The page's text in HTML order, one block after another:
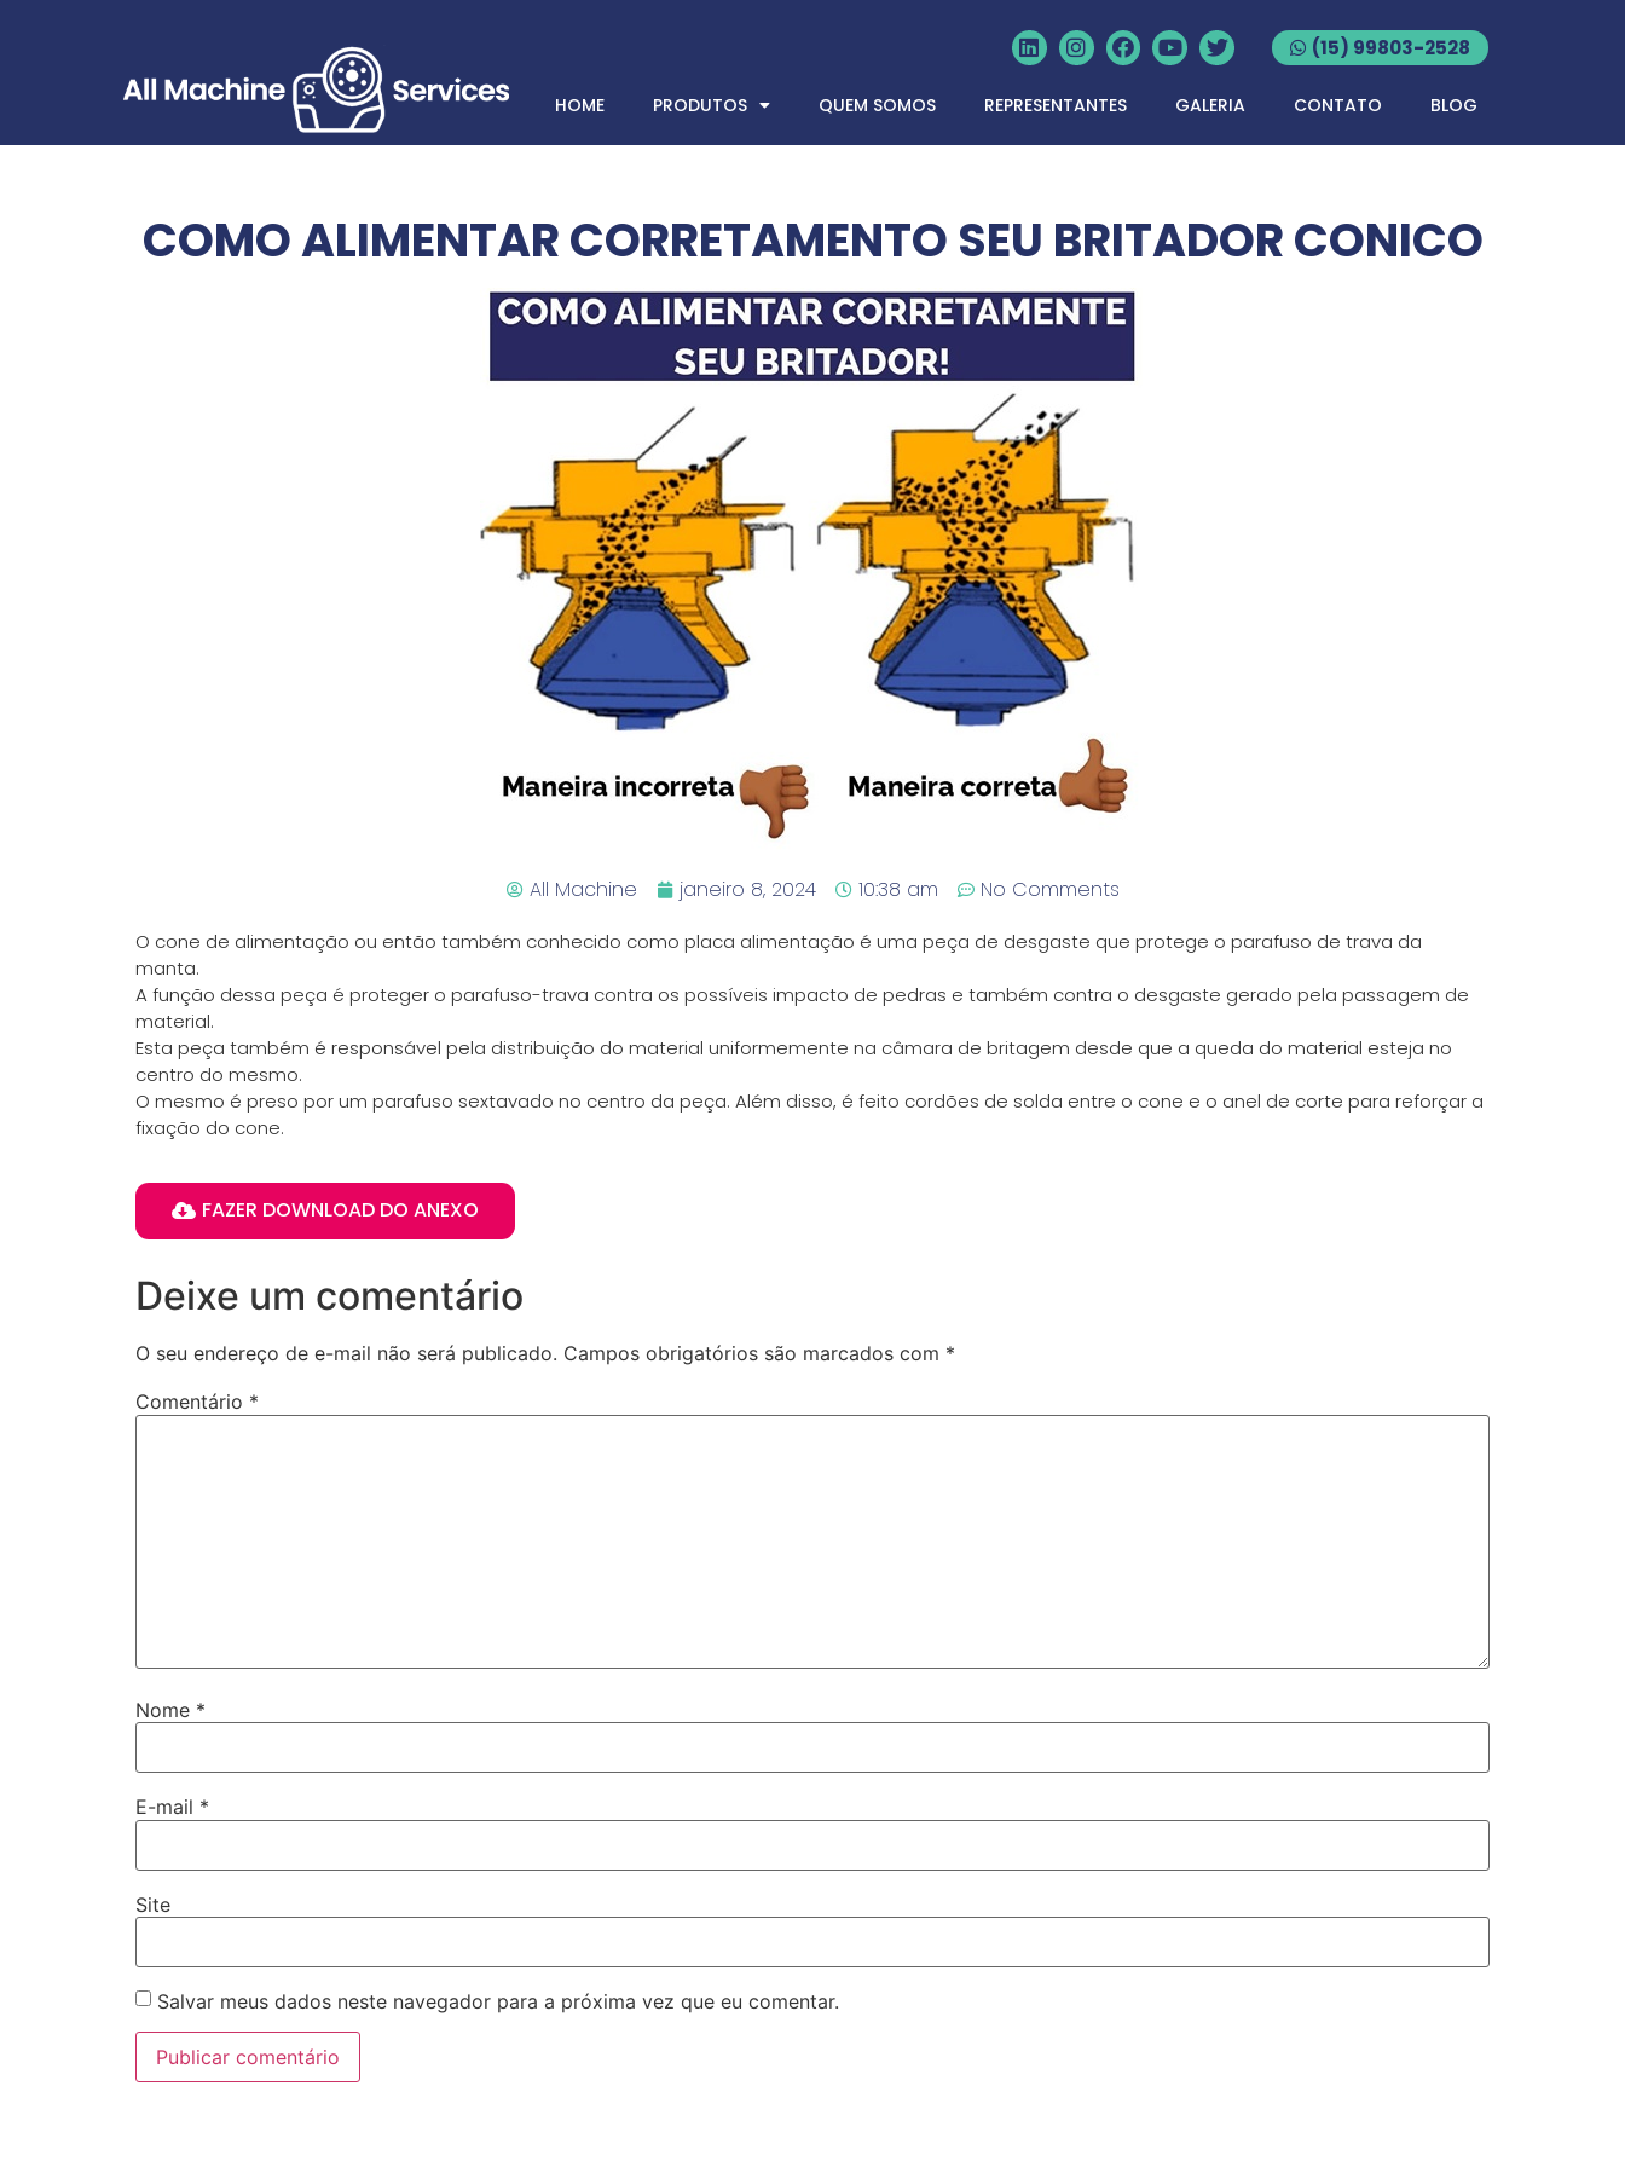
(15) 99803-2528
HOME PRODUTOS QUEM SOMOS REPRESENTANTES GALERIA CONTATO BLOG
COMO ALIMENTAR CORRETAMENTO SEU BRITADOR CONICO
All Machine janeiro 8, 2024 10:38 am No Comments
O cone de alimentação ou então também conhecido como placa alimentação é uma peça de desgaste que protege o parafuso de trava da
manta.
A função dessa peça é proteger o parafuso-trava contra os possíveis impacto de pedras e também contra o desgaste gerado pela passagem de
material.
Esta peça também é responsável pela distribuição do material uniformemente na câmara de britagem desde que a queda do material esteja no
centro do mesmo.
O mesmo é preso por um parafuso sextavado no centro da peça. Além disso, é feito cordões de solda entre o cone e o anel de corte para reforçar a
fixação do cone.
FAZER DOWNLOAD DO ANEXO
Deixe um comentário
O seu endereço de e-mail não será publicado. Campos obrigatórios são marcados com *
Comentário *
Nome *
E-mail *
Site
Salvar meus dados neste navegador para a próxima vez que eu comentar.